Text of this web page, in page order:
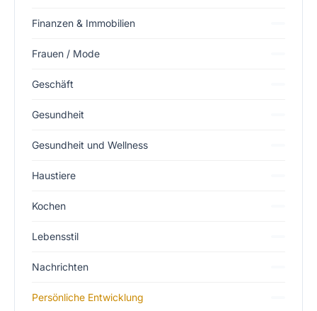
Finanzen & Immobilien
Frauen / Mode
Geschäft
Gesundheit
Gesundheit und Wellness
Haustiere
Kochen
Lebensstil
Nachrichten
Persönliche Entwicklung